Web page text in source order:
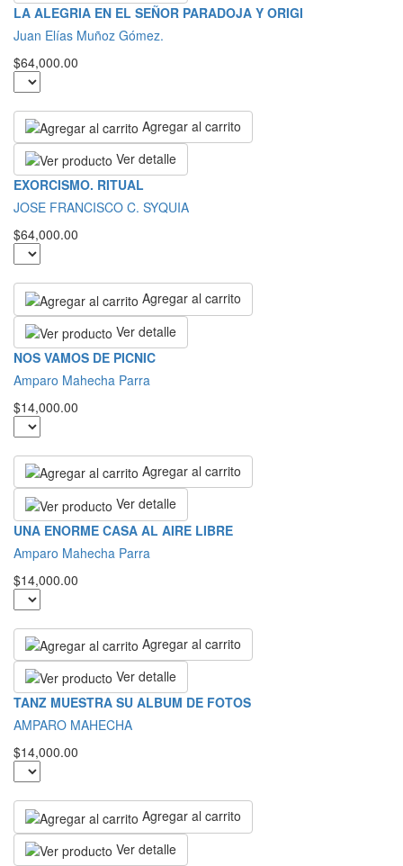
LA ALEGRIA EN EL SEÑOR PARADOJA Y ORIGI
Juan Elías Muñoz Gómez.
$64,000.00
Agregar al carrito
Ver detalle
EXORCISMO. RITUAL
JOSE FRANCISCO C. SYQUIA
$64,000.00
Agregar al carrito
Ver detalle
NOS VAMOS DE PICNIC
Amparo Mahecha Parra
$14,000.00
Agregar al carrito
Ver detalle
UNA ENORME CASA AL AIRE LIBRE
Amparo Mahecha Parra
$14,000.00
Agregar al carrito
Ver detalle
TANZ MUESTRA SU ALBUM DE FOTOS
AMPARO MAHECHA
$14,000.00
Agregar al carrito
Ver detalle